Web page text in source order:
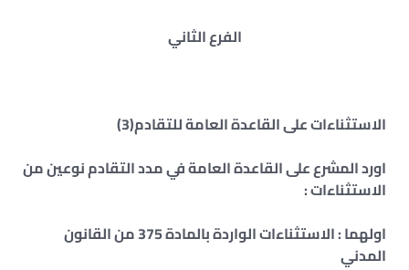
الفرع الثاني
الاستثناءات على القاعدة العامة للتقادم(3)
اورد المشرع على القاعدة العامة في مدد التقادم نوعين من
الاستثناءات :
اولهما : الاستثناءات الواردة بالمادة 375 من القانون
المدني